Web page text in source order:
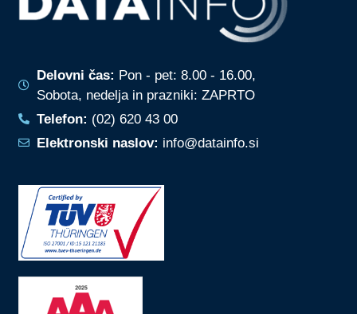
Delovni čas: Pon - pet: 8.00 - 16.00,
Sobota, nedelja in prazniki: ZAPRTO
Telefon: (02) 620 43 00
Elektronski naslov: info@datainfo.si